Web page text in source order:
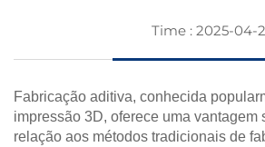
Time : 2025-04-
Fabricação aditiva, conhecida
impressão 3D, oferece uma vantagem
relação aos métodos tradicionais de